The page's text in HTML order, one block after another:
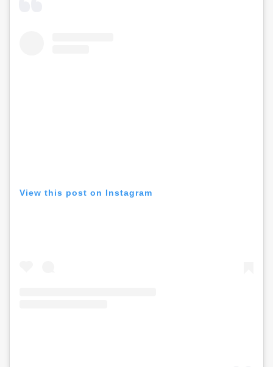
View this post on Instagram